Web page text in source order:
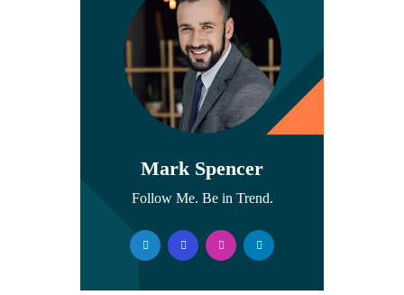
Mark Spencer
Follow Me. Be in Trend.